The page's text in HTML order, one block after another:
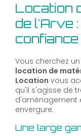
Location
de l'Arve
confiance
Vous cherchez
location de
Location vous
qu'il s'agisse de
d'aménagement
envergure.
Une large